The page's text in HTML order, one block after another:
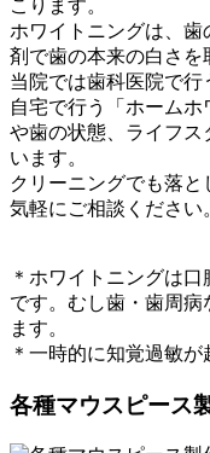
こります。
ホワイトニングは、
剤で歯の本来の白さを
当院では歯科医院で
自宅で行う「ホーム
や歯の状態、ライフス
います。
クリーニングでも落
気軽にご相談ください
＊ホワイトニングは
です。むし歯・歯周
ます。
＊一時的に知覚過敏が
各種マウスピース